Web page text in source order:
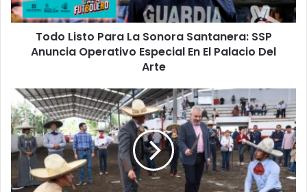
Anuncia
Operativo
Especial
Del
Arte
Todo Listo Para La Sonora Santanera: SSP
Anuncia Operativo Especial En El Palacio Del
Arte
#Morelia
Con
Homenaje
Arranca
La
Segunda
Fase